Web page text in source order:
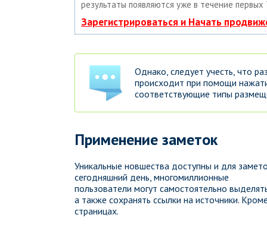
результаты появляются уже в течение первых
Зарегистрироваться и Начать
Однако, следует учесть, что
происходит при помощи
соответствующие типы
Применение заметок
Уникальные новшества доступны и для
сегодняшний день, многомиллионные
пользователи могут самостоятельно
а также сохранять ссылки на источники.
страницах.